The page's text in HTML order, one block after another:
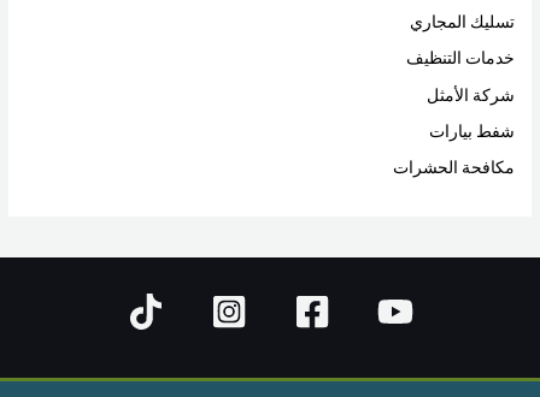
تسليك المجاري
خدمات التنظيف
شركة الأمثل
شفط بيارات
مكافحة الحشرات